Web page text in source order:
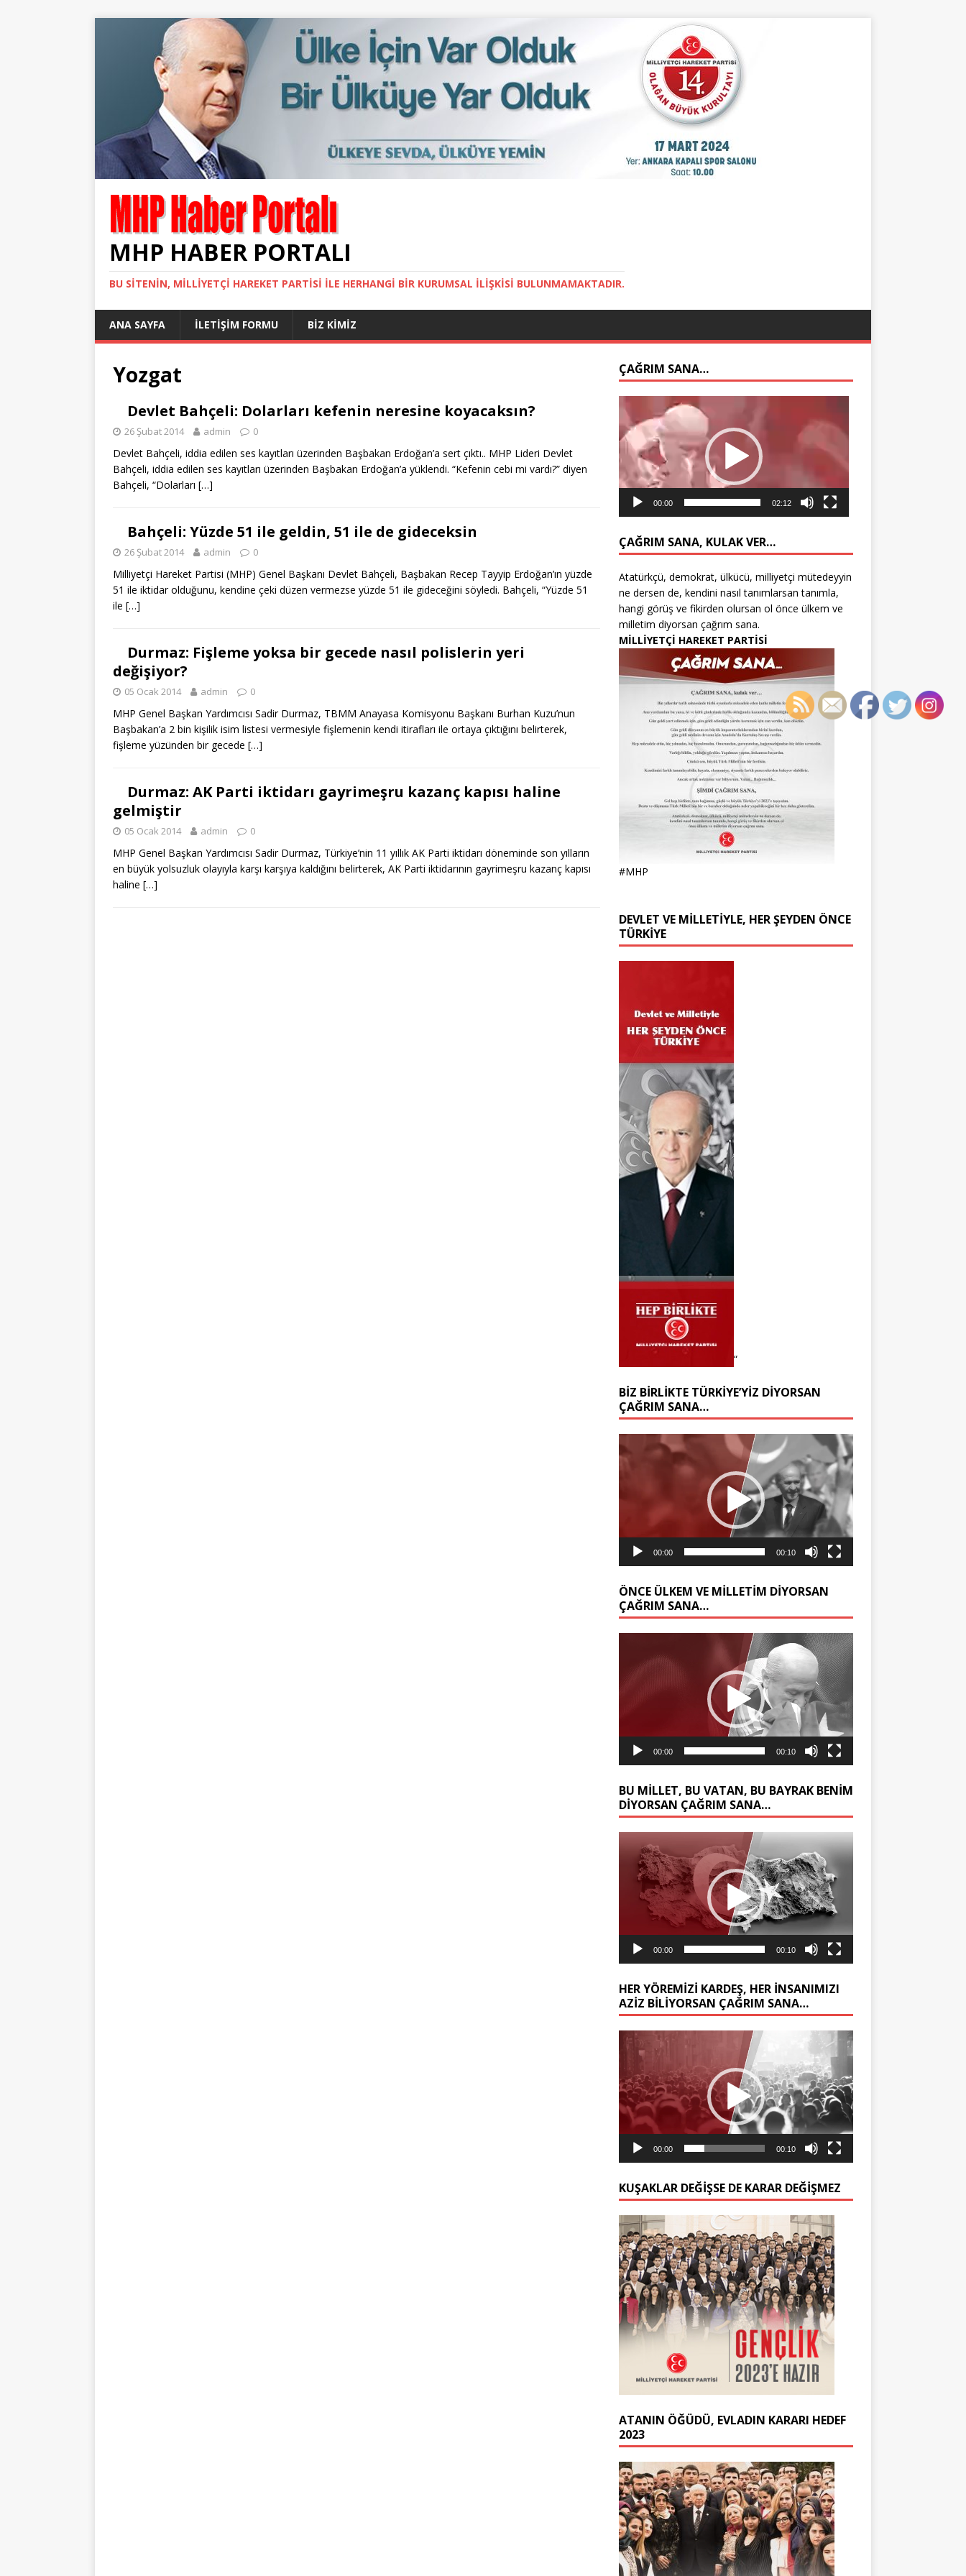
MHP HABER PORTALI
BU SITENIN, MİLLİYETÇİ HAREKET PARTİSİ ILE HERHANGI BIR KURUMSAL İLIŞKISI BULUNMAMAKTADIR.
ANA SAYFA İLETİŞİM FORMU BİZ KİMİZ
Yozgat
Devlet Bahçeli: Dolarları kefenin neresine koyacaksın?
26 Şubat 2014 admin 0
Devlet Bahçeli, iddia edilen ses kayıtları üzerinden Başbakan Erdoğan’a sert çıktı.. MHP Lideri Devlet
Bahçeli, iddia edilen ses kayıtları üzerinden Başbakan Erdoğan’a yüklendi. “Kefenin cebi mi vardı?” diyen
Bahçeli, “Dolarları […]
Bahçeli: Yüzde 51 ile geldin, 51 ile de gideceksin
26 Şubat 2014 admin 0
Milliyetçi Hareket Partisi (MHP) Genel Başkanı Devlet Bahçeli, Başbakan Recep Tayyip Erdoğan’ın yüzde
51 ile iktidar olduğunu, kendine çeki düzen vermezse yüzde 51 ile gideceğini söyledi. Bahçeli, “Yüzde 51
ile […]
Durmaz: Fişleme yoksa bir gecede nasıl polislerin yeri
değişiyor?
05 Ocak 2014 admin 0
MHP Genel Başkan Yardımcısı Sadir Durmaz, TBMM Anayasa Komisyonu Başkanı Burhan Kuzu’nun
Başbakan’a 2 bin kişilik isim listesi vermesiyle fişlemenin kendi itirafları ile ortaya çıktığını belirterek,
fişleme yüzünden bir gecede […]
Durmaz: AK Parti iktidarı gayrimeşru kazanç kapısı haline
gelmiştir
05 Ocak 2014 admin 0
MHP Genel Başkan Yardımcısı Sadir Durmaz, Türkiye’nin 11 yıllık AK Parti iktidarı döneminde son yılların
en büyük yolsuzluk olayıyla karşı karşıya kaldığını belirterek, AK Parti iktidarının gayrimeşru kazanç kapısı
haline […]
ÇAĞRIM SANA…
oynatıcı
00:00 02:12
ÇAĞRIM SANA, KULAK VER…
Atatürkçü, demokrat, ülkücü, milliyetçi mütedeyyin
ne dersen de, kendini nasıl tanımlarsan tanımla,
hangi görüş ve fikirden olursan ol önce ülkem ve
milletim diyorsan çağrım sana.
MİLLİYETÇİ HAREKET PARTİSİ
#MHP
DEVLET VE MİLLETİYLE, HER ŞEYDEN ÖNCE
TÜRKİYE
“
BIZ BIRLIKTE TÜRKIYE’YIZ DIYORSAN
ÇAĞRIM SANA…
Video
oynatıcı
00:00 00:10
ÖNCE ÜLKEM VE MILLETIM DIYORSAN
ÇAĞRIM SANA…
oynatıcı
00:00 00:10
BU MİLLET, BU VATAN, BU BAYRAK BENİM
DİYORSAN ÇAĞRIM SANA…
oynatıcı
00:00 00:10
HER YÖREMİZİ KARDEŞ, HER İNSANIMIZI
AZİZ BİLİYORSAN ÇAĞRIM SANA…
Video
oynatıcı
00:00 00:10
KUŞAKLAR DEĞIŞSE DE KARAR DEĞIŞMEZ
ATANIN ÖĞÜDÜ, EVLADIN KARARI HEDEF
2023